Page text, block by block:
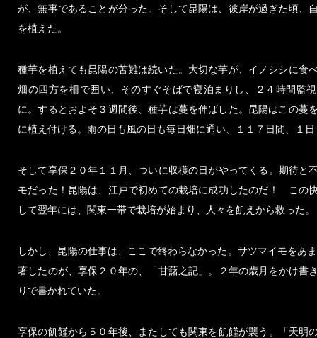
が、無事であることが分った。そして昆陽は、彼岸が過ぎた頃、
を植えた。
種芋を植えても昆陽の苦難は続いた。大切な芋が、イノシシに食
畑の四方を柵で囲い、そのすぐそばで寝泊まりし、２４時間監
に。するとおよそ３週間後、種芋は蔓を伸ばした。昆陽はこの蔓
に植え付ける。雨の日も風の日も毎日畑に通い、１１７日間、１
そして享保２０年１１月、ついに収穫の日がやってくる。期待
モだった！昆陽は、江戸で初めての栽培に成功したのだ！ この
して翌年には、関東一帯で栽培が始まり、人々を飢えから救った。
しかし、昆陽の仕事は、ここで終わらなかった。サツマイモを
著したのが、享保２０年の、「甘藷之記」。２年の歳月をかけ
りで書かれていた。
享保の飢饉から５０年後、またしても関東を飢饉が襲う。「天